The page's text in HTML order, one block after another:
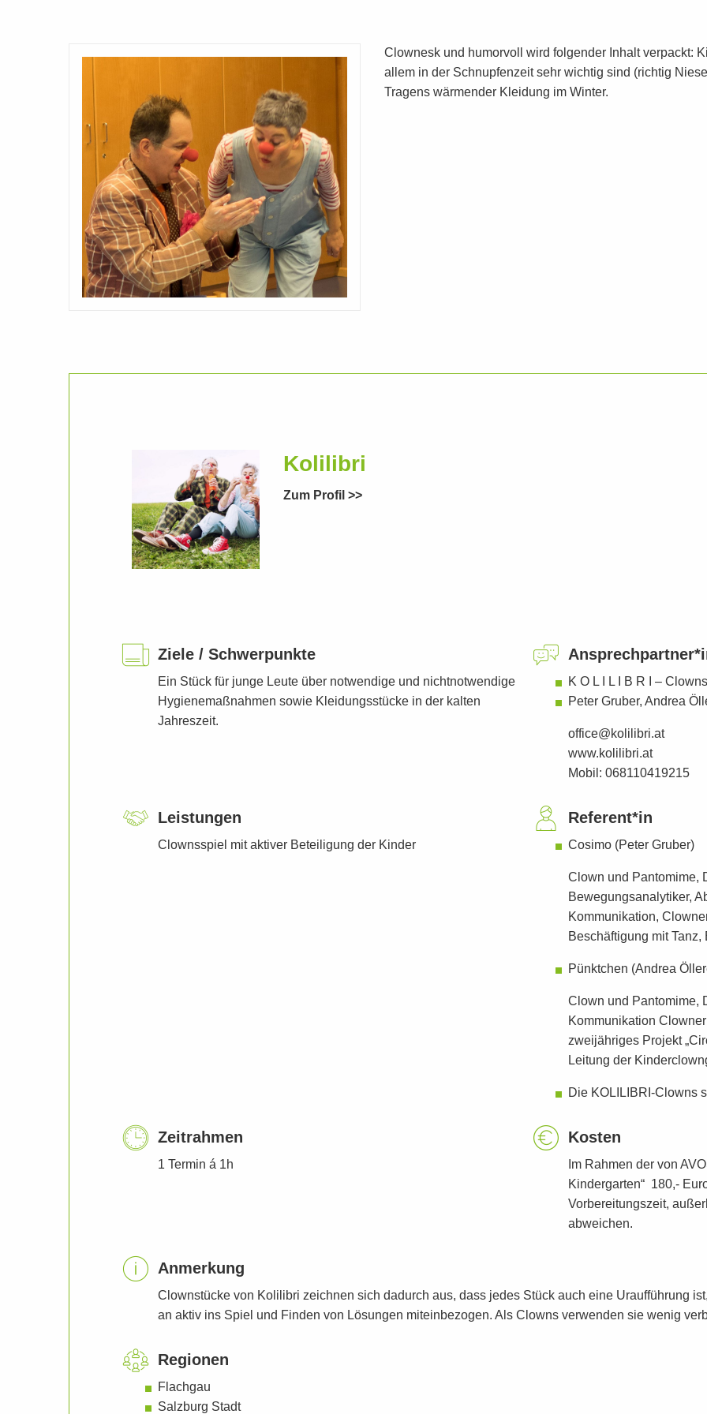
Clownesk und humorvoll wird folgender Inhalt verpackt:
allem in der Schnupfenzeit sehr wichtig sind (richtig
Tragens wärmender Kleidung im Winter.
Kolilibri
Zum Profil >>
Ziele / Schwerpunkte
Ein Stück für junge Leute über notwendige und nichtnotwendige
Hygienemaßnahmen sowie Kleidungsstücke in der kalten
Jahreszeit.
K O L I L I B R I – Clowns
Peter Gruber, Andrea
office@kolilibri.at
www.kolilibri.at
Mobil: 068110419215
Leistungen
Clownsspiel mit aktiver Beteiligung der Kinder
Referent*in
Cosimo (Peter Gruber)
Clown und Pantomime,
Bewegungsanalytiker,
Kommunikation,
Beschäftigung mit
Pünktchen (Andrea
Clown und Pantomime,
Kommunikation
zweijähriges Projekt
Leitung der
Die KOLILIBRI-Clowns
Zeitrahmen
1 Termin á 1h
Kosten
Im Rahmen der von
Kindergarten“ 180,-
Vorbereitungszeit,
abweichen.
Anmerkung
Clownstücke von Kolilibri zeichnen sich dadurch aus, dass jedes Stück auch eine Uraufführung
an aktiv ins Spiel und Finden von Lösungen miteinbezogen. Als Clowns verwenden sie wenig
Regionen
Flachgau
Salzburg Stadt